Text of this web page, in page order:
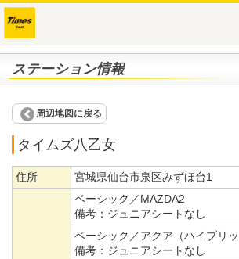
ステーション情報
周辺地図に戻る
タイムズ八乙女
住所 宮城県仙台市泉区みずほ台1
ベーシック／MAZDA2
備考： ジュニアシートなし
ベーシック／アクア（ハイブリッ
備考： ジュニアシートなし